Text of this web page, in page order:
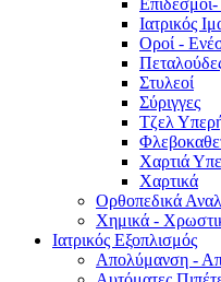
Επίδεσμοι-
Ιατρικός
Οροί -
Στυλεοί
Σύριγγες
Τζελ
Χαρτιά
Χαρτικά
Ορθοπεδικά
Χημικά -
Ιατρικός Εξοπλισμός
Απολύμανση -